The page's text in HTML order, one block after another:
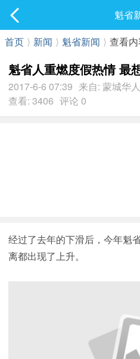
魁省
首页 ⟩ 新闻 ⟩ 魁省新闻 ⟩ 查看
魁省人重燃度假热情 最
2017-6-6 07:39 来自: 蒙城华
查看: 3406 评论 0
经过了去年的下滑后，今年魁
离都出现了上升。